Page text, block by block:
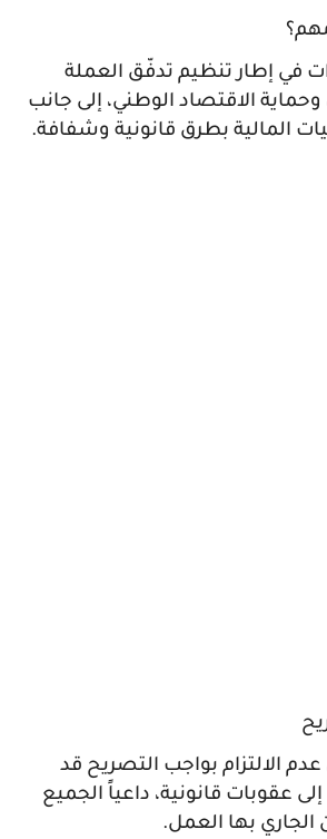
في إطار تنظيم تدفّق العملة
وحماية الاقتصاد الوطني، إلى جانب
المالية بطرق قانونية وشفافة.
الالتزام بواجب التصريح قد
عقوبات قانونية، داعياً الجميع
الجاري بها العمل.